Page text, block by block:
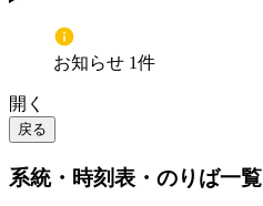
お知らせ 1件
開く
戻る
系統・時刻表・のりば一覧